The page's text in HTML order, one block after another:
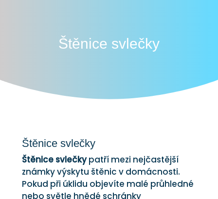
Štěnice svlečky
Štěnice svlečky
Štěnice svlečkypatří mezi nejčastější
známky výskytu štěnic v domácnosti.
Pokud při úklidu objevíte malé průhledné
nebo světle hnědé schránky